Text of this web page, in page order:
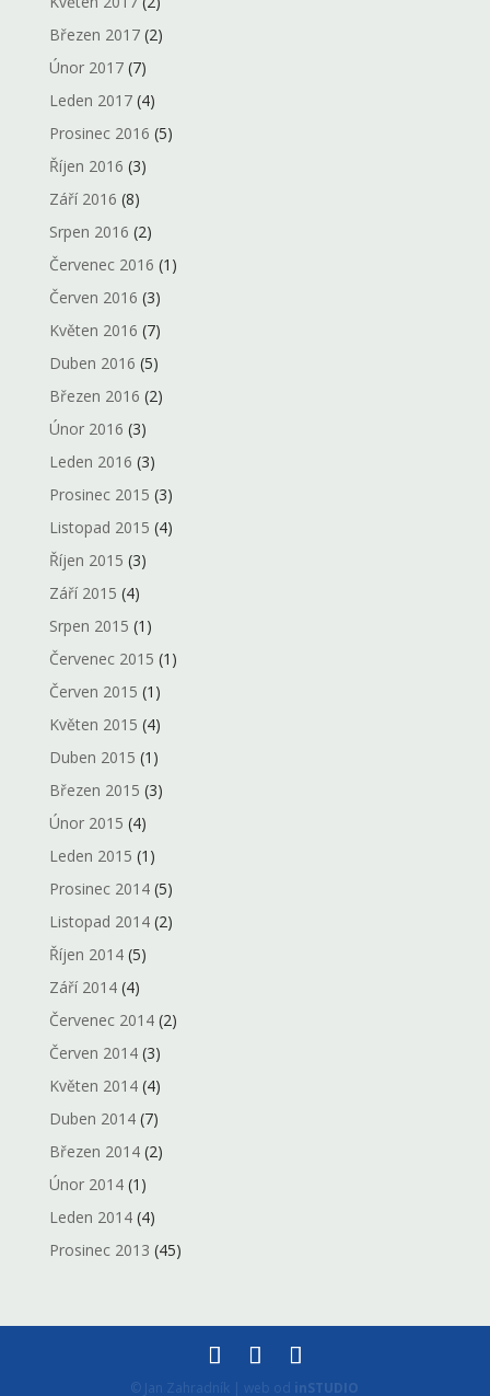
Březen 2017(2)
Únor 2017(7)
Leden 2017(4)
Prosinec 2016 (5)
Říjen 2016 (3)
Září 2016 (8)
Srpen 2016 (2)
Červenec 2016 (1)
Červen 2016 (3)
Květen 2016 (7)
Duben 2016 (5)
Březen 2016 (2)
Únor 2016 (3)
Leden 2016 (3)
Prosinec 2015 (3)
Listopad 2015 (4)
Říjen 2015 (3)
Září 2015 (4)
Srpen 2015 (1)
Červenec 2015 (1)
Červen 2015 (1)
Květen 2015 (4)
Duben 2015 (1)
Březen 2015 (3)
Únor 2015 (4)
Leden 2015 (1)
Prosinec 2014(5)
Listopad 2014(2)
Říjen 2014(5)
Září 2014(4)
Červenec 2014(2)
Červen 2014(3)
Květen 2014(4)
Duben 2014(7)
Březen 2014(2)
Únor 2014(1)
Leden 2014(4)
Prosinec 2013 (45)
© Jan Zahradník | web od inSTUDIO